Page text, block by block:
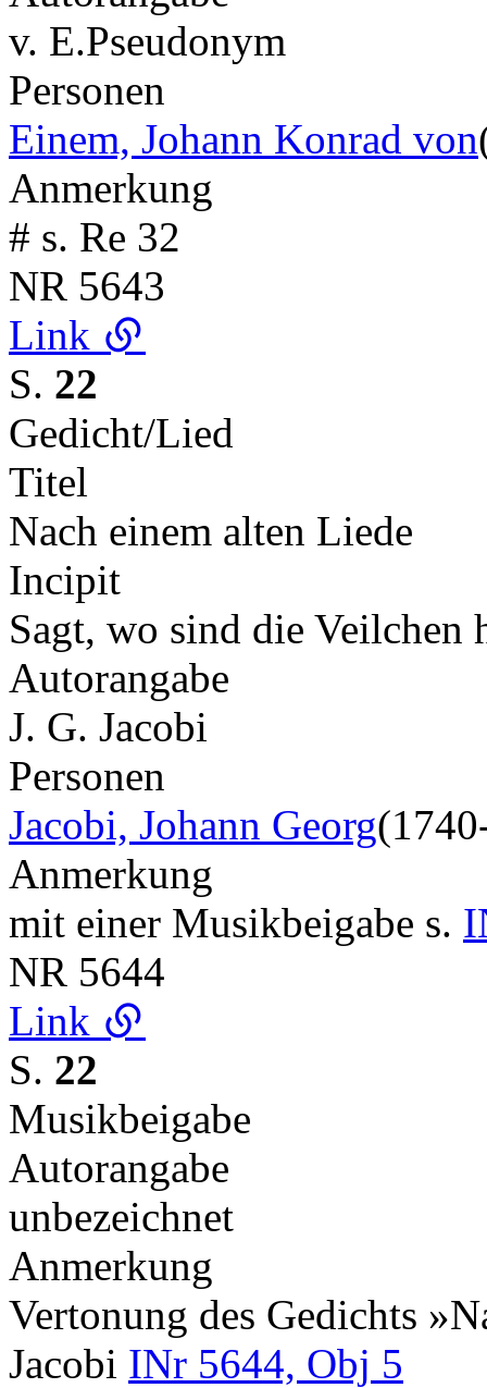
v. E.Pseudonym
Personen
Einem, Johann Konrad von
Anmerkung
# s. Re 32
NR 5643
Link
S. 22
Gedicht/Lied
Titel
Nach einem alten Liede
Incipit
Sagt, wo sind die
Autorangabe
J. G. Jacobi
Personen
Jacobi, Johann Georg
Anmerkung
mit einer Musikbeigabe s.
NR 5644
Link
S. 22
Musikbeigabe
Autorangabe
unbezeichnet
Anmerkung
Vertonung des Gedichts
Jacobi INr 5644, Obj 5